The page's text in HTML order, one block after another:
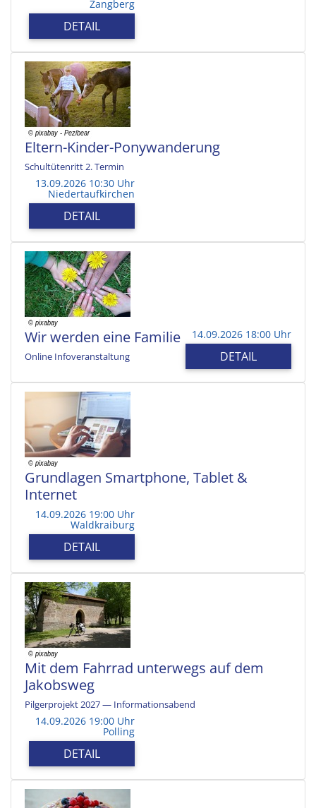
Zangberg
DETAIL
Eltern-Kinder-Ponywanderung
Schultütenritt 2. Termin
13.09.2026 10:30 Uhr
Niedertaufkirchen
DETAIL
Wir werden eine Familie
Online Infoveranstaltung
14.09.2026 18:00 Uhr
DETAIL
Grundlagen Smartphone, Tablet &
Internet
14.09.2026 19:00 Uhr
Waldkraiburg
DETAIL
Mit dem Fahrrad unterwegs auf dem
Jakobsweg
Pilgerprojekt 2027 — Informationsabend
14.09.2026 19:00 Uhr
Polling
DETAIL